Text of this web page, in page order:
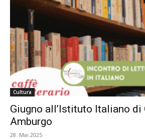
Cultura
Giugno all’Istituto Italiano di
Amburgo
28. Mai 2025